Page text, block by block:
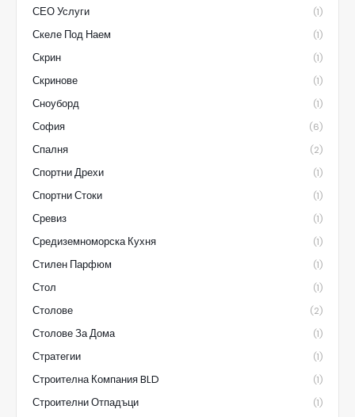
СЕО Услуги (1)
Скеле Под Наем (1)
Скрин (1)
Скринове (1)
Сноуборд (1)
София (6)
Спалня (2)
Спортни Дрехи (1)
Спортни Стоки (1)
Сревиз (1)
Средиземноморска Кухня (1)
Стилен Парфюм (1)
Стол (1)
Столове (2)
Столове За Дома (1)
Стратегии (1)
Строителна Компания BLD (1)
Строителни Отпадъци (1)